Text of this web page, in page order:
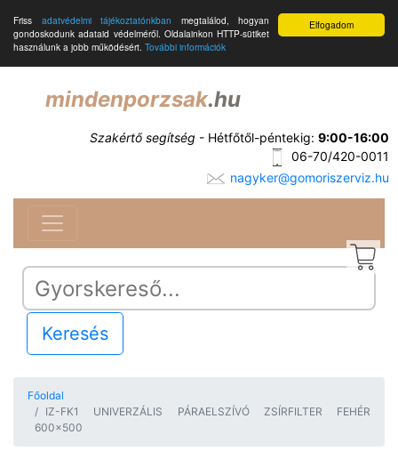
Elfogadom
Friss adatvédelmi tájékoztatónkban megtalálod, hogyan
gondoskodunk adataid védelméről. Oldalainkon HTTP-sütiket
használunk a jobb működésért. További információk
mindenporzsak.hu
Szakértő segítség - Hétfőtől-péntekig: 9:00-16:00
06-70/420-0011
nagyker@gomoriszerviz.hu
Keresés
Főoldal
IZ-FK1 UNIVERZÁLIS PÁRAELSZÍVÓ ZSÍRFILTER FEHÉR
600x500